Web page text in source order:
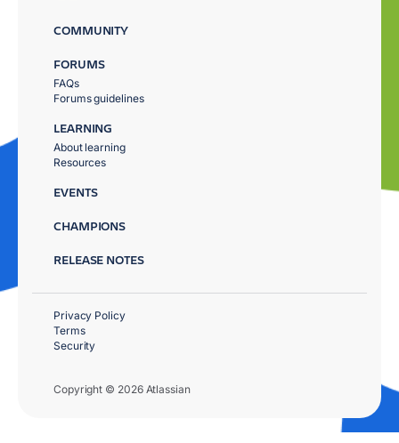
COMMUNITY
FORUMS
FAQs
Forums guidelines
LEARNING
About learning
Resources
EVENTS
CHAMPIONS
RELEASE NOTES
Copyright © 2026 Atlassian
Privacy Policy
Terms
Security